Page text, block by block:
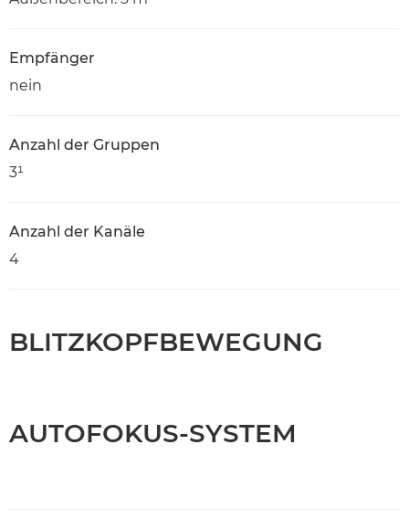
Empfänger
nein
Anzahl der Gruppen
3¹
Anzahl der Kanäle
4
BLITZKOPFBEWEGUNG
AUTOFOKUS-SYSTEM